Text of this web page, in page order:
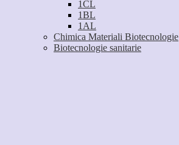
1CL
1BL
1AL
Chimica Materiali Biotecnologie
Biotecnologie sanitarie